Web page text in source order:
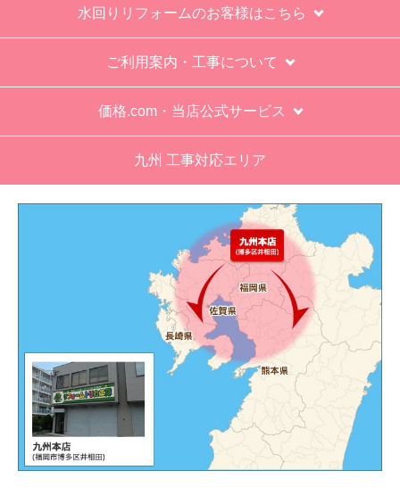
水回りリフォームのお客様はこちら
ご利用案内・工事について
価格.com・当店公式サービス
九州 工事対応エリア